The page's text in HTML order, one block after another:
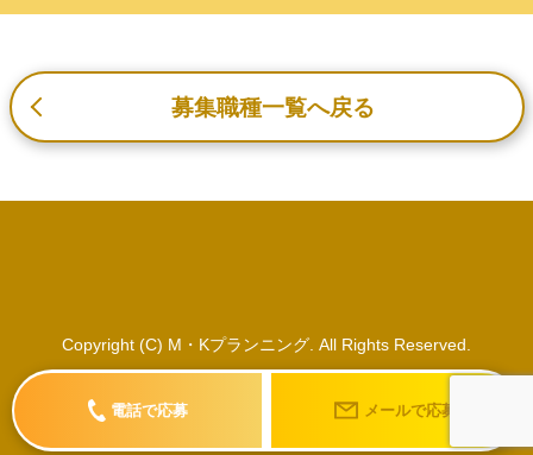
4. 法令等の遵守
応募者等の個人情報の取得、利用その他一切の取り扱いに
令、及び本プライバシーポリシーを遵守します。
本ウェブサイトでは、一部のコンテンツにおいてCookieを
利用しています。 Cookieとは、webコンテンツへのアク
セスに関する情報であり、氏名・メールアドレス・住所・
電話番号は含まれません。また、お使いのブラウザ設定か
らCookieを無効にすることが可能です。
募集職種一覧へ戻る
電話で応募 メールで応募
Copyright (C) M・Kプランニング. All Rights Reserved.